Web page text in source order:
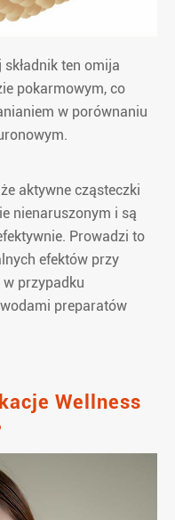
ten omija
pokarmowym, co
w porównaniu
aktywne cząsteczki
nienaruszonym i są
Prowadzi to
efektów przy
przypadku
preparatów
Wellness